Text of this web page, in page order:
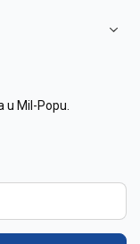
u Mil-Popu.